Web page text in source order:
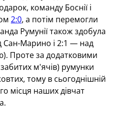
команду Боснії і
2:0, а потім перемогли
Румунії також здобула
Сан-Марино і 2:1 — над
Проте за додатковими
м'ячів) румунки
тому в сьогоднішній
місця наших дівчат